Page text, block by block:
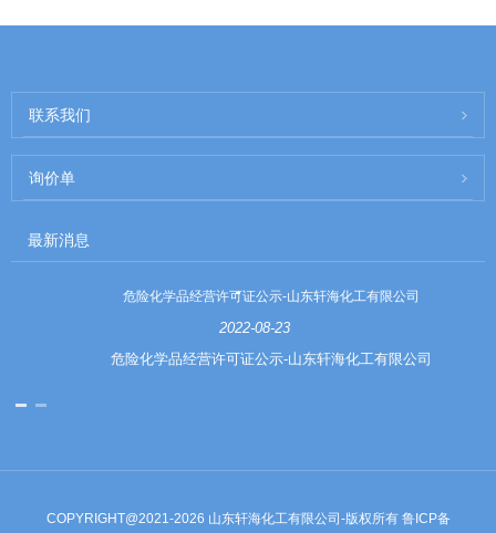
联系我们
询价单
最新消息
危险化学品经营许可证公示-山东轩海化工有限公司
2022-08-23
危险化学品经营许可证公示-山东轩海化工有限公司
COPYRIGHT@2021-2026 山东轩海化工有限公司-版权所有 鲁ICP备